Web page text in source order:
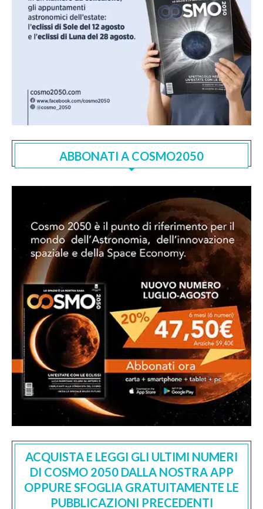
ABBONATI A COSMO2050
ACQUISTA E LEGGI GLI ULTIMI NUMERI
DI COSMO 2050 DALLA NOSTRA APP
OPPURE SFOGLIA GRATUITAMENTE LE
PUBBLICAZIONI PRECEDENTI